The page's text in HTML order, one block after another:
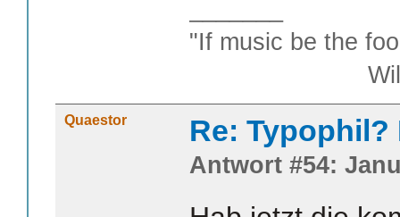
"If music be the
William
Quaestor Re:
Antwort #54: